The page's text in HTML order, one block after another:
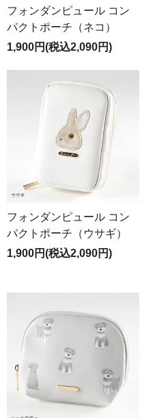
フォンダンピュール コン
パクトポーチ（ネコ）
1,900円(税込2,090円)
フォンダンピュール コン
パクトポーチ（ウサギ）
1,900円(税込2,090円)